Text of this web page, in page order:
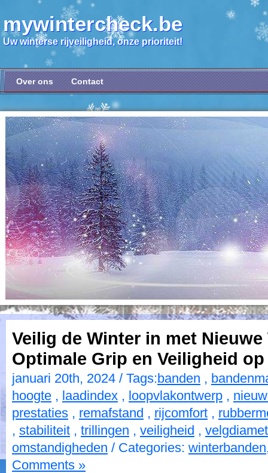
mywintercheck.be
Uw winterse rijveiligheid, onze prioriteit!
Over ons Contact
Veilig de Winter in met
Optimale Grip en Veiligheid op
januari 20th, 2024 / Tags:banden ,
hoogte , laadindex , loopvlakontwerp ,
prestaties , remafstand , rijcomfort ,
, stabiliteit , trillingen , veiligheid ,
omstandigheden / Categories: winterbanden
Comments »